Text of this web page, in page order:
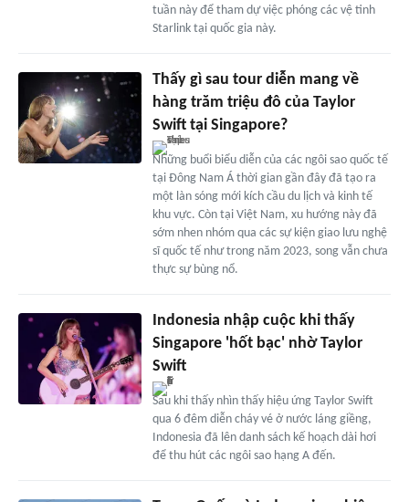
tuần này để tham dự việc phóng các vệ tinh
Starlink tại quốc gia này.
Thấy gì sau tour diễn mang về
hàng trăm triệu đô của Taylor
Swift tại Singapore?
Những buổi biểu diễn của các ngôi sao quốc tế
tại Đông Nam Á thời gian gần đây đã tạo ra
một làn sóng mới kích cầu du lịch và kinh tế
khu vực. Còn tại Việt Nam, xu hướng này đã
sớm nhen nhóm qua các sự kiện giao lưu nghệ
sĩ quốc tế như trong năm 2023, song vẫn chưa
thực sự bùng nổ.
Indonesia nhập cuộc khi thấy
Singapore 'hốt bạc' nhờ Taylor
Swift
Sau khi thấy nhìn thấy hiệu ứng Taylor Swift
qua 6 đêm diễn cháy vé ở nước láng giềng,
Indonesia đã lên danh sách kế hoạch dài hơi
để thu hút các ngôi sao hạng A đến.